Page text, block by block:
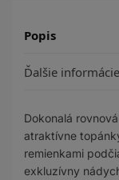
Popis
Ďalšie informácie
Dokonalá
atraktívne
remienkami
exkluzívny